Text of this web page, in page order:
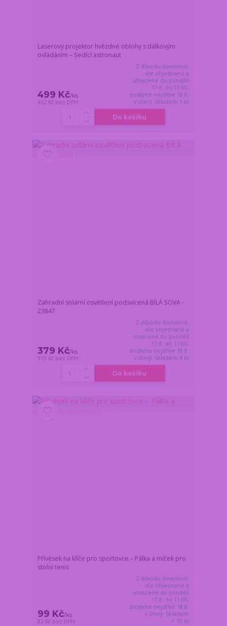
Laserový projektor hvězdné oblohy s dálkovým
ovládáním – Sedící astronaut
499 Kč/ks
412 Kč bez DPH
Z důvodu dovolené,
vše objednané a
uhrazené do pondělí
17.8. do 11:00,
dodáme nejdříve 18.8.
v úterý. Skladem 1 ks
Do košíku
Zahradní solární osvětlení podsvícená BÍLÁ SOVA -
23847
379 Kč/ks
313 Kč bez DPH
Z důvodu dovolené,
vše objednané a
uhrazené do pondělí
17.8. do 11:00,
dodáme nejdříve 18.8.
v úterý. Skladem 4 ks
Do košíku
Přívěsek na klíče pro sportovce – Pálka a míček pro
stolní tenis
99 Kč/ks
82 Kč bez DPH
Z důvodu dovolené,
vše objednané a
uhrazené do pondělí
17.8. do 11:00,
dodáme nejdříve 18.8.
v úterý. Skladem
> 10 ks